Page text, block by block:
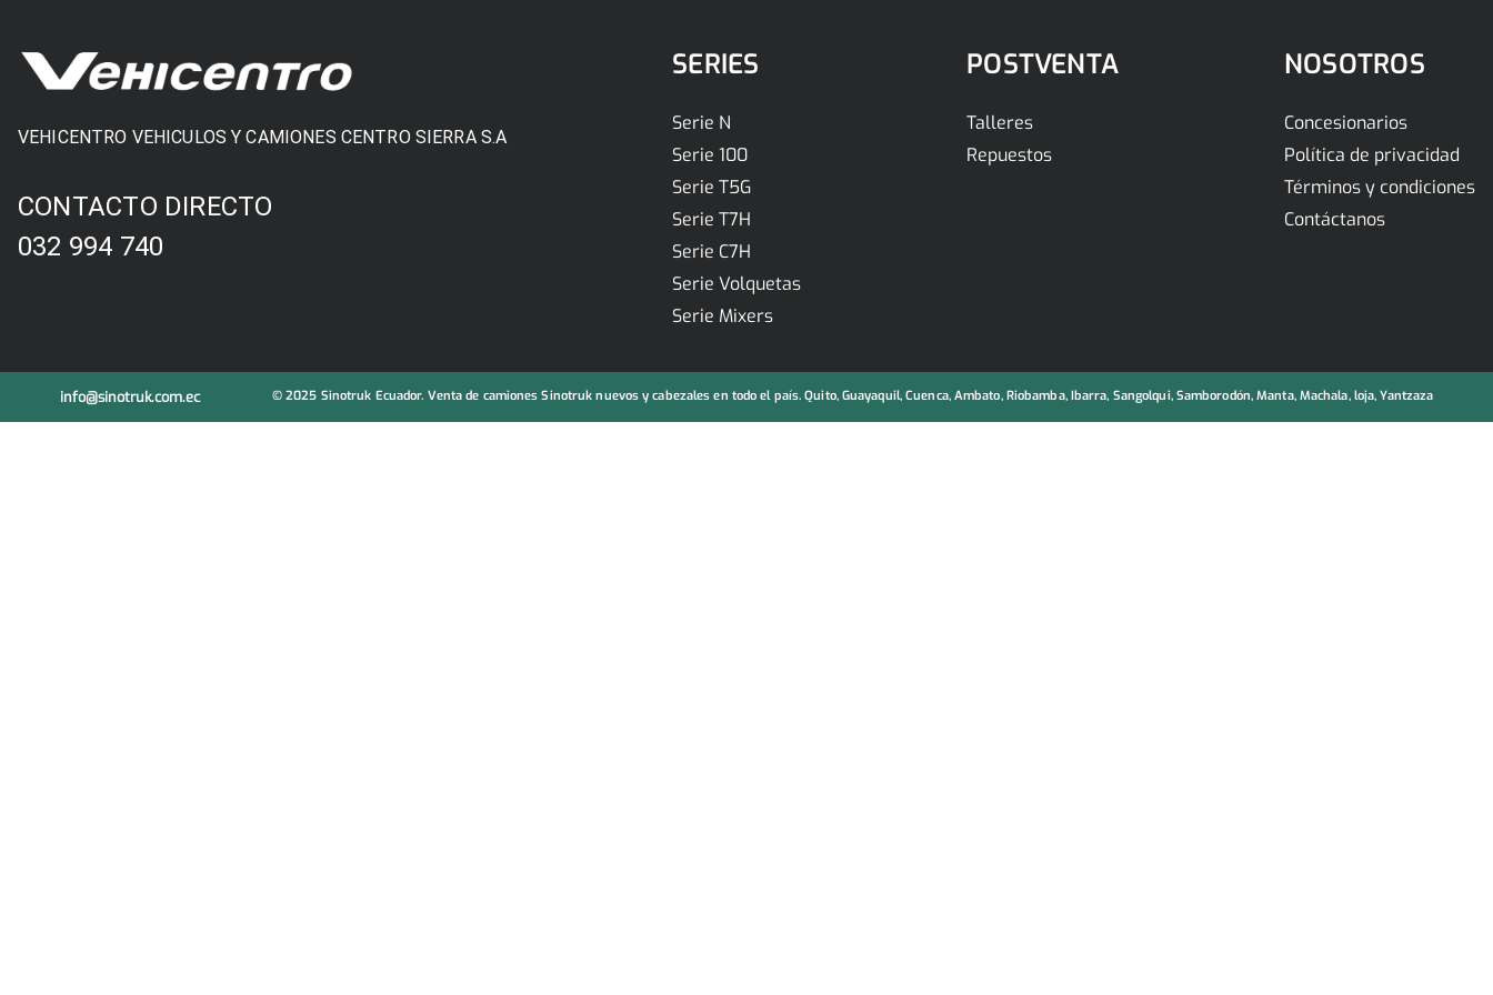
VEHICENTRO VEHICULOS Y CAMIONES CENTRO SIERRA S.A
CONTACTO DIRECTO
032 994 740
SERIES
Serie N
Serie 100
Serie T5G
Serie T7H
Serie C7H
Serie Volquetas
Serie Mixers
POSTVENTA
Talleres
Repuestos
NOSOTROS
Concesionarios
Política de privacidad
Términos y condiciones
Contáctanos
info@sinotruk.com.ec © 2025 Sinotruk Ecuador. Venta de camiones Sinotruk nuevos y cabezales en todo el país. Quito, Guayaquil, Cuenca, Ambato, Riobamba, Ibarra, Sangolqui, Samborodón, Manta, Machala, loja, Yantzaza